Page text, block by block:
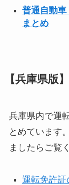
普通自動
まとめ
【兵庫県版
兵庫県内で運
とめています
ましたらご覧
運転免許証